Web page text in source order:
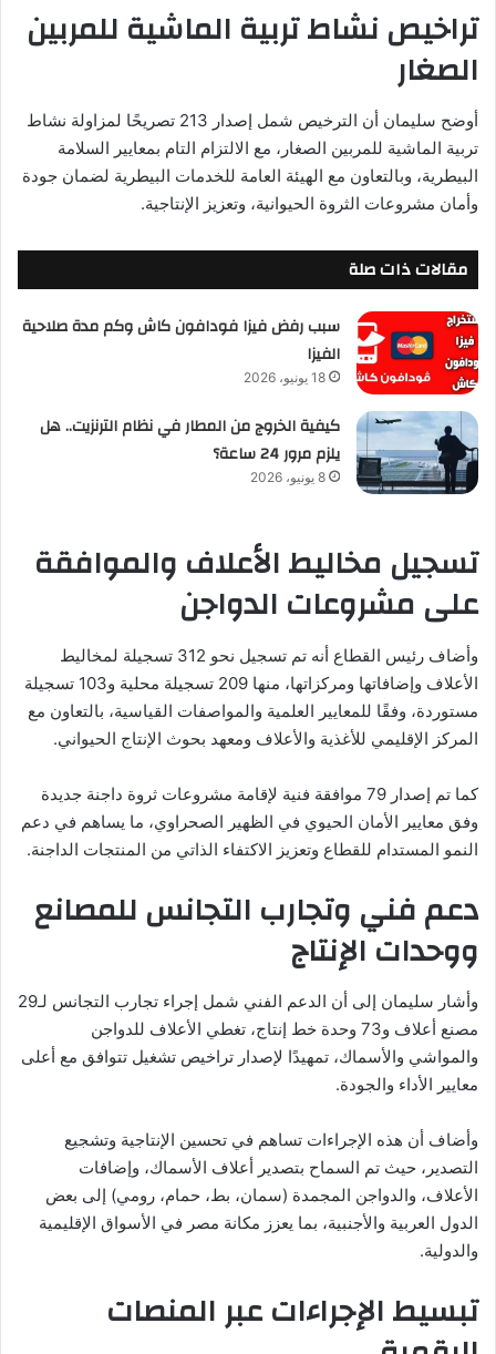
تراخيص نشاط تربية الماشية للمربين
الصغار
أوضح سليمان أن الترخيص شمل إصدار 213 تصريحًا لمزاولة نشاط
تربية الماشية للمربين الصغار، مع الالتزام التام بمعايير السلامة
البيطرية، وبالتعاون مع الهيئة العامة للخدمات البيطرية لضمان جودة
وأمان مشروعات الثروة الحيوانية، وتعزيز الإنتاجية.
مقالات ذات صلة
سبب رفض فيزا فودافون كاش وكم مدة صلاحية
الفيزا
18 يونيو، 2026
كيفية الخروج من المطار في نظام الترنزيت.. هل
يلزم مرور 24 ساعة؟
8 يونيو، 2026
تسجيل مخاليط الأعلاف والموافقة
على مشروعات الدواجن
وأضاف رئيس القطاع أنه تم تسجيل نحو 312 تسجيلة لمخاليط
الأعلاف وإضافاتها ومركزاتها، منها 209 تسجيلة محلية و103 تسجيلة
مستوردة، وفقًا للمعايير العلمية والمواصفات القياسية، بالتعاون مع
المركز الإقليمي للأغذية والأعلاف ومعهد بحوث الإنتاج الحيواني.
كما تم إصدار 79 موافقة فنية لإقامة مشروعات ثروة داجنة جديدة
وفق معايير الأمان الحيوي في الظهير الصحراوي، ما يساهم في دعم
النمو المستدام للقطاع وتعزيز الاكتفاء الذاتي من المنتجات الداجنة.
دعم فني وتجارب التجانس للمصانع
ووحدات الإنتاج
وأشار سليمان إلى أن الدعم الفني شمل إجراء تجارب التجانس لـ29
مصنع أعلاف و73 وحدة خط إنتاج، تغطي الأعلاف للدواجن
والمواشي والأسماك، تمهيدًا لإصدار تراخيص تشغيل تتوافق مع أعلى
معايير الأداء والجودة.
وأضاف أن هذه الإجراءات تساهم في تحسين الإنتاجية وتشجيع
التصدير، حيث تم السماح بتصدير أعلاف الأسماك، وإضافات
الأعلاف، والدواجن المجمدة (سمان، بط، حمام، رومي) إلى بعض
الدول العربية والأجنبية، بما يعزز مكانة مصر في الأسواق الإقليمية
والدولية.
تبسيط الإجراءات عبر المنصات